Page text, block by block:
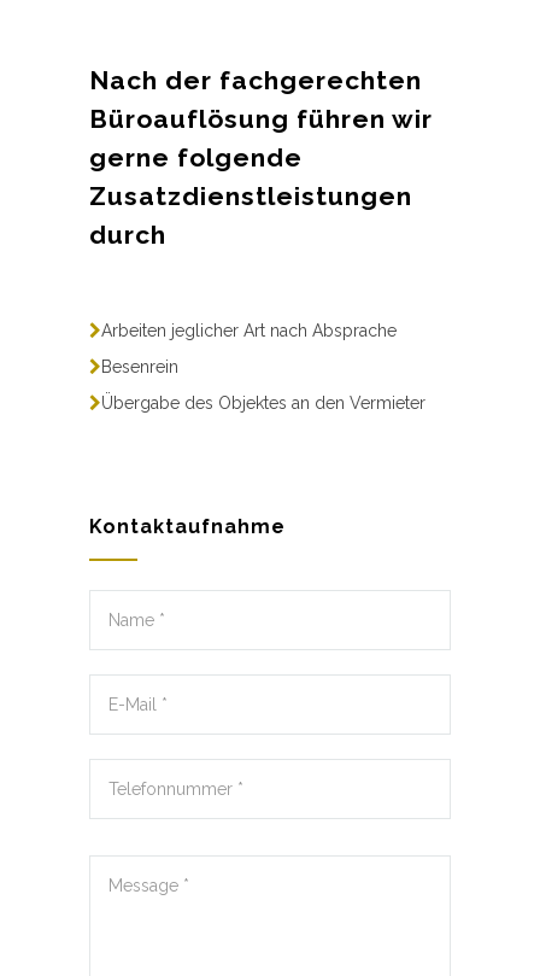
Nach der fachgerechten
Büroauflösung führen wir
gerne folgende
Zusatzdienstleistungen
durch
Arbeiten jeglicher Art nach Absprache
Besenrein
Übergabe des Objektes an den Vermieter
Kontaktaufnahme